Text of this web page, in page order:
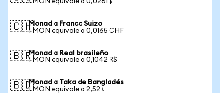
1 MON equivale a 0,0261 $
🇨🇭Monad a Franco Suizo
1 MON equivale a 0,0165 CHF
🇧🇷Monad a Real brasileño
1 MON equivale a 0,1042 R$
🇧🇩Monad a Taka de Bangladés
1 MON equivale a 2,52 ৳